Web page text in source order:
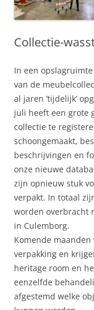
Collectie-
In een
van de
al jaren ’tijdelijk’
juli heeft een grote
collectie te
schoongemaakt,
beschrijvingen en
onze nieuwe
zijn opnieuw stuk
verpakt. In totaal
worden overbracht
in Culemborg.
Komende
verpakking en
heritage room en
eenzelfde
afgestemd welke